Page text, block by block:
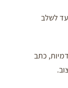
עד לשלב
כתב